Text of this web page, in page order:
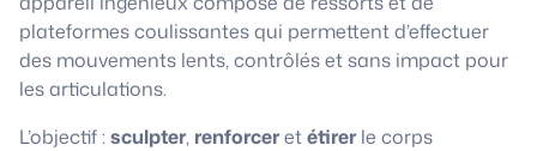
plateformes coulissantes qui permettent d’effectuer
des mouvements lents, contrôlés et sans impact pour
les articulations.
L’objectif :sculpter, renforceretétirerle corps